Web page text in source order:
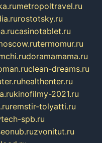
metropoltravel.ru
rostotsky.ru
casinotablet.ru
termomur.ru
doramamama.ru
clean-dreams.ru
healthenter.ru
kinofilmy-2021.ru
remstir-tolyatti.ru
spb.ru
zvonitut.ru